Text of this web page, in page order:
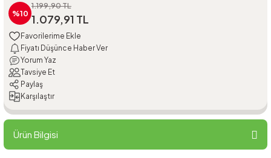
%10
1.199,90 TL
1.079,91 TL
Fiyatı Düşünce Haber Ver
Yorum Yaz
Tavsiye Et
Paylaş
Karşılaştır
Ürün Bilgisi